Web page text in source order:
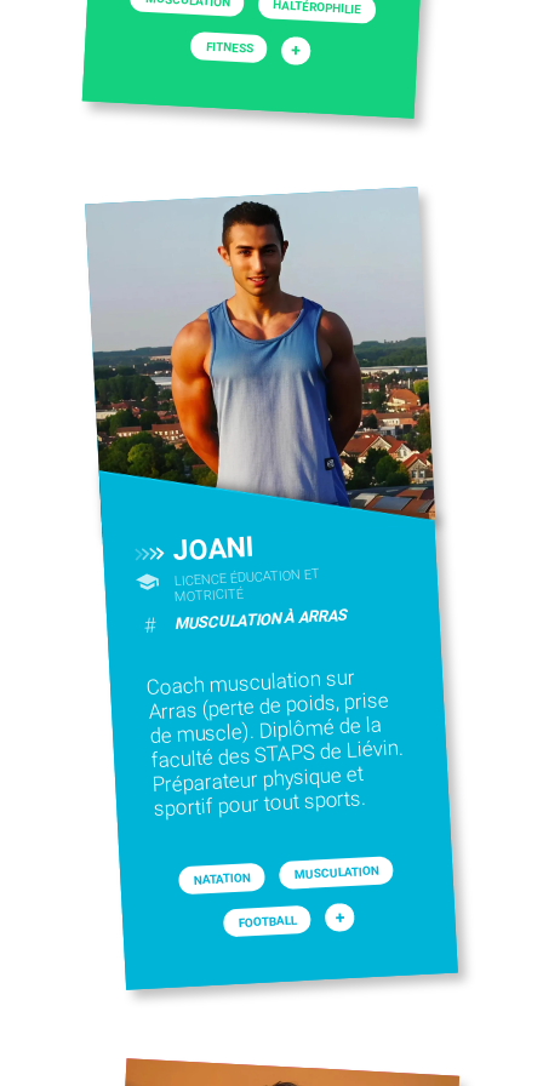
HALTÉROPHILIE
FITNESS +
JOANI
LICENCE ÉDUCATION ET
MOTRICITÉ
# MUSCULATION À ARRAS
Coach musculation sur
Arras (perte de poids, prise
de muscle). Diplômé de la
faculté des STAPS de Liévin.
Préparateur physique et
sportif pour tout sports.
NATATION MUSCULATION
FOOTBALL +